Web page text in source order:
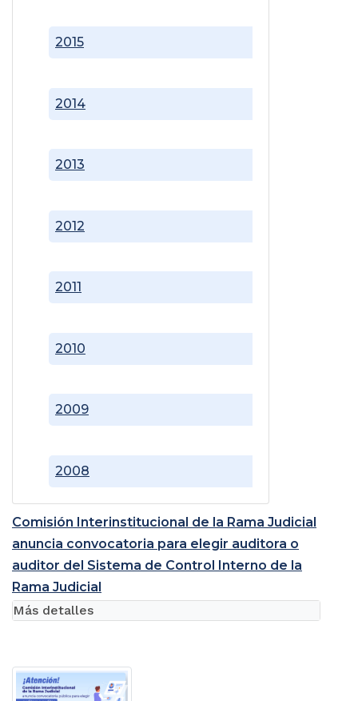
2008
2009
2010
2011
2012
2013
2014
2015
Comisión Interinstitucional de la Rama Judicial
anuncia convocatoria para elegir auditora o
auditor del Sistema de Control Interno de la
Rama Judicial
Más detalles